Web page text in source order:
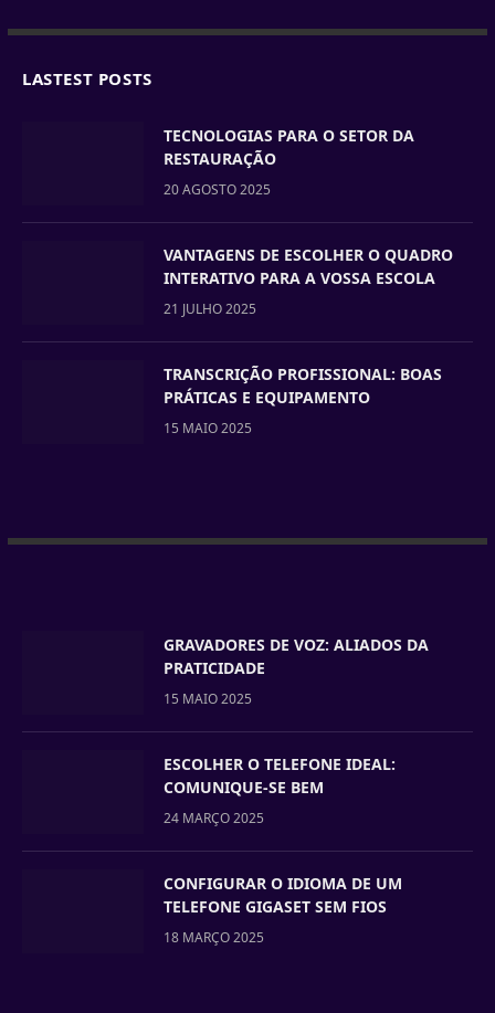
LASTEST POSTS
TECNOLOGIAS PARA O SETOR DA
RESTAURAÇÃO
20 AGOSTO 2025
VANTAGENS DE ESCOLHER O QUADRO
INTERATIVO PARA A VOSSA ESCOLA
21 JULHO 2025
TRANSCRIÇÃO PROFISSIONAL: BOAS
PRÁTICAS E EQUIPAMENTO
15 MAIO 2025
GRAVADORES DE VOZ: ALIADOS DA
PRATICIDADE
15 MAIO 2025
ESCOLHER O TELEFONE IDEAL:
COMUNIQUE-SE BEM
24 MARÇO 2025
CONFIGURAR O IDIOMA DE UM
TELEFONE GIGASET SEM FIOS
18 MARÇO 2025